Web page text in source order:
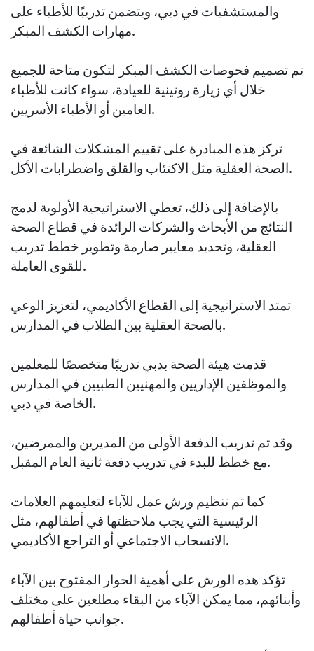
والمستشفيات في دبي، ويتضمن تدريبًا للأطباء على
مهارات الكشف المبكر.
تم تصميم فحوصات الكشف المبكر لتكون متاحة للجميع
خلال أي زيارة روتينية للعيادة، سواء كانت للأطباء
العامين أو الأطباء الأسريين.
تركز هذه المبادرة على تقييم المشكلات الشائعة في
الصحة العقلية مثل الاكتئاب والقلق واضطرابات الأكل.
بالإضافة إلى ذلك، تعطي الاستراتيجية الأولوية لدمج
النتائج من الأبحاث والشركات الرائدة في قطاع الصحة
العقلية، وتحديد معايير صارمة وتطوير خطط تدريب
للقوى العاملة.
تمتد الاستراتيجية إلى القطاع الأكاديمي، لتعزيز الوعي
بالصحة العقلية بين الطلاب في المدارس.
قدمت هيئة الصحة بدبي تدريبًا متخصصًا للمعلمين
والموظفين الإداريين والمهنيين الطبيين في المدارس
الخاصة في دبي.
وقد تم تدريب الدفعة الأولى من المديرين والممرضين،
مع خطط للبدء في تدريب دفعة ثانية العام المقبل.
كما تم تنظيم ورش عمل للآباء لتعليمهم العلامات
الرئيسية التي يجب ملاحظتها في أطفالهم، مثل
الانسحاب الاجتماعي أو التراجع الأكاديمي.
تؤكد هذه الورش على أهمية الحوار المفتوح بين الآباء
وأبنائهم، مما يمكن الآباء من البقاء مطلعين على مختلف
جوانب حياة أطفالهم.